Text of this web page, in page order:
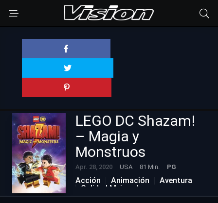
LEGO DC Shazam!
– Magia y
Monstruos
Apr. 28, 2020 USA 81 Min. PG
Acción Animación
Aventura
Calidad Mejorada
Ciencia ficción
Comedia